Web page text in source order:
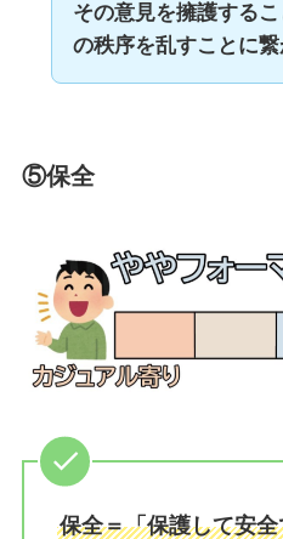
その意見を擁護する
の秩序を乱すことに繋
⑤保全
保全＝「保護して安